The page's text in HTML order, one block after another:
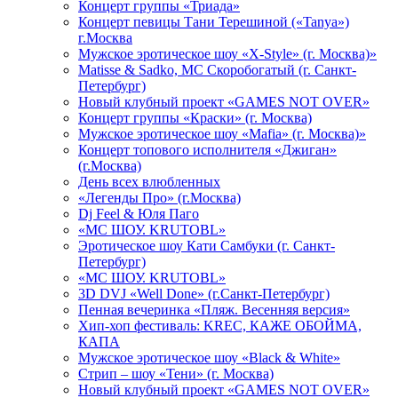
Концерт группы «Триада»
Концерт певицы Тани Терешиной («Tanya»)
г.Москва
Мужское эротическое шоу «X-Style» (г. Москва)»
Matissе & Sadko, MC Скоробогатый (г. Санкт-
Петербург)
Новый клубный проект «GAMES NOT OVER»
Концерт группы «Краски» (г. Москва)
Мужское эротическое шоу «Mafia» (г. Москва)»
Концерт топового исполнителя «Джиган»
(г.Москва)
День всех влюбленных
«Легенды Про» (г.Москва)
Dj Feel & Юля Паго
«МС ШОУ. KRUTOBL»
Эротическое шоу Кати Самбуки (г. Санкт-
Петербург)
«МС ШОУ. KRUTOBL»
3D DVJ «Well Done» (г.Санкт-Петербург)
Пенная вечеринка «Пляж. Весенняя версия»
Хип-хоп фестиваль: KREC, КАЖЕ ОБОЙМА,
КАПА
Мужское эротическое шоу «Black & White»
Стрип – шоу «Тени» (г. Москва)
Новый клубный проект «GAMES NOT OVER»